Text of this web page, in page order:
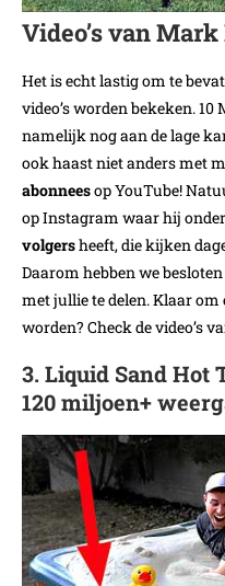
Video’s van Mark
Het is echt lastig om te
video’s worden bekeken.
namelijk nog aan de lage
ook haast niet anders met
abonneesop YouTube!
op Instagram waar hij
volgersheeft, die kijken
Daarom hebben we
met jullie te delen. Klaar om
worden? Check de video’s
3. Liquid Sand Hot
120 miljoen+